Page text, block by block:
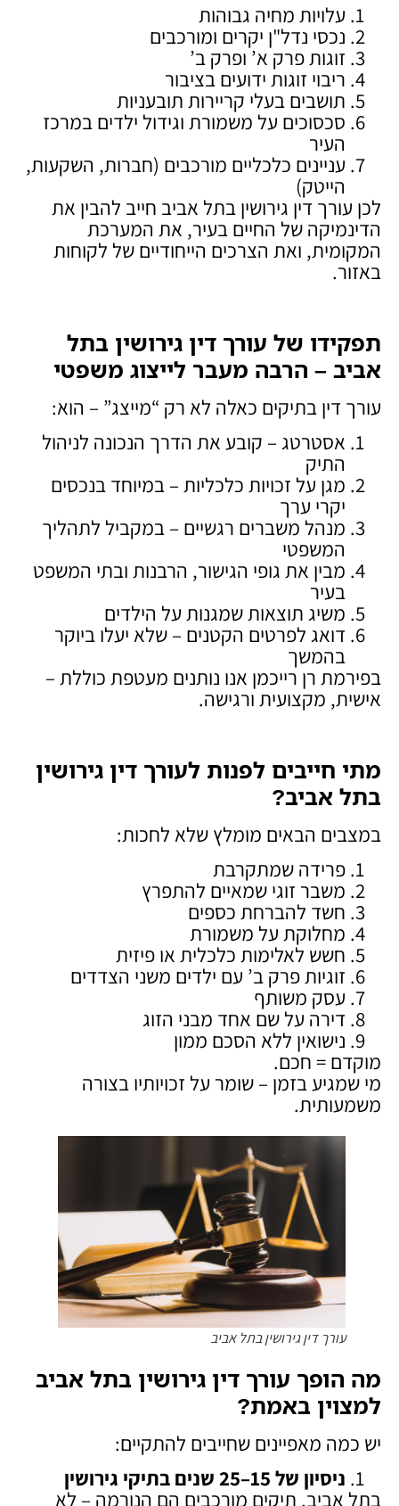
עלויות מחיה גבוהות
נכסי נדל"ן יקרים ומורכבים
זוגות פרק א’ ופרק ב’
ריבוי זוגות ידועים בציבור
תושבים בעלי קריירות תובעניות
סכסוכים על משמורת וגידול ילדים במרכז
העיר
עניינים כלכליים מורכבים (חברות, השקעות,
הייטק)
לכן עורך דין גירושין בתל אביב חייב להבין את
הדינמיקה של החיים בעיר, את המערכת
המקומית, ואת הצרכים הייחודיים של לקוחות
באזור.
תפקידו של עורך דין גירושין בתל
אביב – הרבה מעבר לייצוג משפטי
עורך דין בתיקים כאלה לא רק “מייצג” – הוא:
אסטרטג – קובע את הדרך הנכונה לניהול
התיק
מגן על זכויות כלכליות – במיוחד בנכסים
יקרי ערך
מנהל משברים רגשיים – במקביל לתהליך
המשפטי
מבין את גופי הגישור, הרבנות ובתי המשפט
בעיר
משיג תוצאות שמגנות על הילדים
דואג לפרטים הקטנים – שלא יעלו ביוקר
בהמשך
בפירמת רן רייכמן אנו נותנים מעטפת כוללת –
אישית, מקצועית ורגישה.
מתי חייבים לפנות לעורך דין גירושין
בתל אביב?
במצבים הבאים מומלץ שלא לחכות:
פרידה שמתקרבת
משבר זוגי שמאיים להתפרץ
חשד להברחת כספים
מחלוקת על משמורת
חשש לאלימות כלכלית או פיזית
זוגיות פרק ב’ עם ילדים משני הצדדים
עסק משותף
דירה על שם אחד מבני הזוג
נישואין ללא הסכם ממון
מוקדם = חכם.
מי שמגיע בזמן – שומר על זכויותיו בצורה
משמעותית.
עורך דין גירושין בתל אביב
מה הופך עורך דין גירושין בתל אביב
למצוין באמת?
יש כמה מאפיינים שחייבים להתקיים:
ניסיון של 15–25 שנים בתיקי גירושין
בתל אביב, תיקים מורכבים הם הנורמה – לא